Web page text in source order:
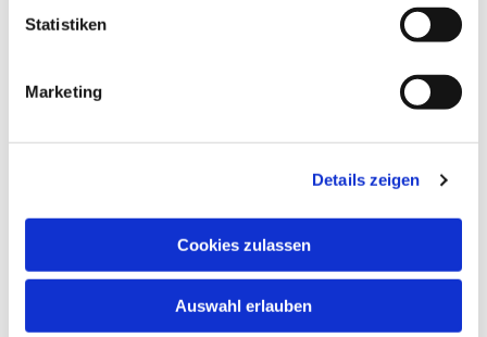
Statistiken
Marketing
Details zeigen
Cookies zulassen
Auswahl erlauben
Dies könnte Sie auch
interessieren